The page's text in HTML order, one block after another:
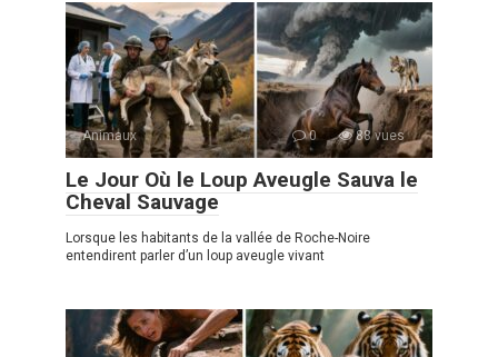
Animaux 0 88 vues
Le Jour Où le Loup Aveugle Sauva le
Cheval Sauvage
Lorsque les habitants de la vallée de Roche-Noire
entendirent parler d’un loup aveugle vivant